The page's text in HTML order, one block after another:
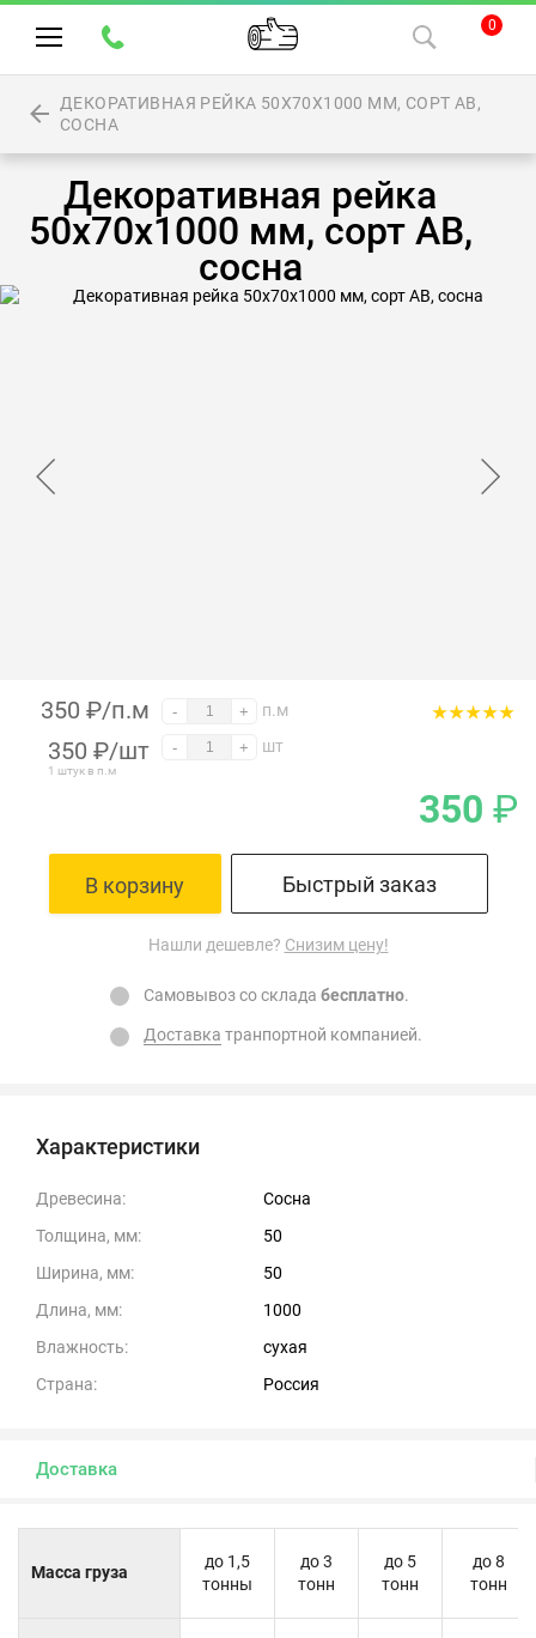
0
ДЕКОРАТИВНАЯ РЕЙКА 50Х70Х1000 ММ, СОРТ АВ,
СОСНА
Декоративная рейка
50х70х1000 мм, сорт АВ,
сосна
Характеристики
Древесина:
Сосна
Толщина, мм:
50
Ширина, мм:
50
Длина, мм:
1000
Влажность:
сухая
Страна:
Россия
350 ₽/п.м - + п.м
350 ₽/шт
1 штук в п.м
- + шт
350 ₽
В корзину Быстрый заказ
Нашли дешевле? Снизим цену!
Самовывоз со склада бесплатно.
Доставка транпортной компанией.
Доставка
Масса груза
до 1,5
тонны
до 3
тонн
до 5
тонн
до 8
тонн